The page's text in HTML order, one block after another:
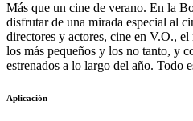
Más que un cine de verano. En la
disfrutar de una mirada especial al
directores y actores, cine en V.O.,
los más pequeños y los no tanto, y
estrenados a lo largo del año. Todo
Aplicación